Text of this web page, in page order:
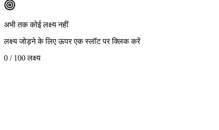
अभी तक कोई लक्ष्य नहीं
लक्ष्य जोड़ने के लिए ऊपर एक स्लॉट पर क्लिक करें
0 / 100 लक्ष्य